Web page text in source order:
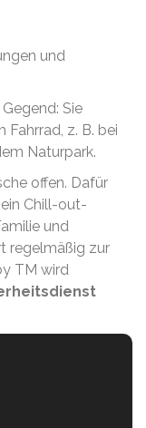
und
Sie
z. B. bei
Naturpark.
offen. Dafür
Chill-out-
und
regelmäßig zur
TM wird